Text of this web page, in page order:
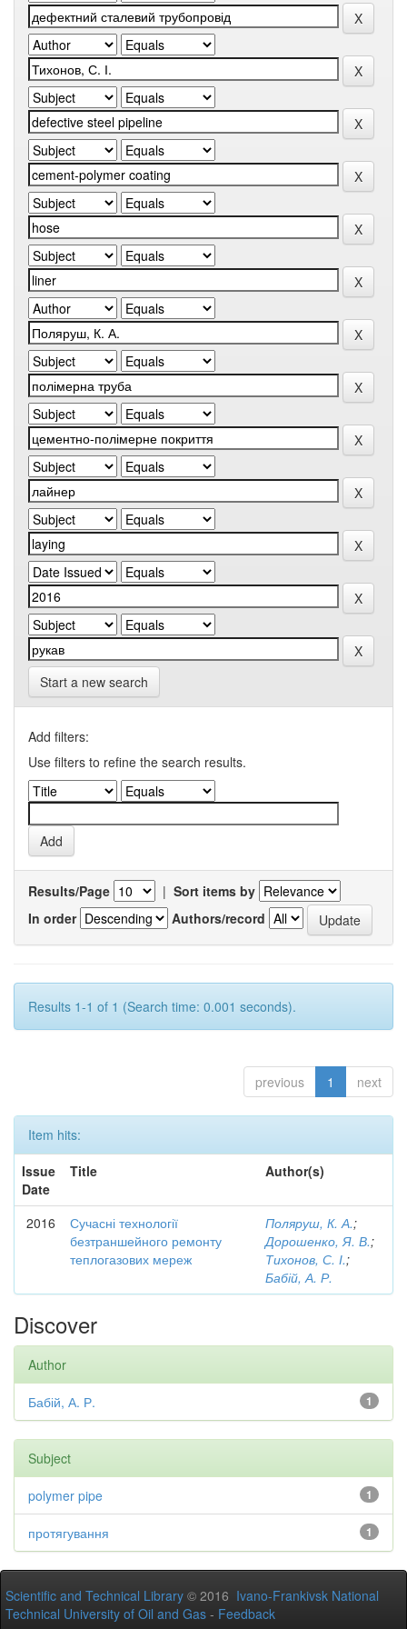
Start a new search
Add filters:
Use filters to refine the search results.
Results/Page | Sort items by
In order
Authors/record
Results 1-1 of 1 (Search time: 0.001 seconds).
previous 1 next
Item hits:
Issue
Date
Title Author(s)
2016
Сучасні технології
безтраншейного ремонту
теплогазових мереж
Поляруш, К. А.;
Дорошенко, Я. В.;
Тихонов, С. І.;
Бабій, А. Р.
Discover
Author
1
Бабій, А. Р.
Subject
1
polymer pipe
1
протягування
Scientific and Technical Library © 2016 Ivano-Frankivsk National
Technical University of Oil and Gas - Feedback